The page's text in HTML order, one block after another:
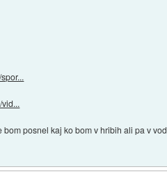
posnel kaj ko bom v hribih ali pa v